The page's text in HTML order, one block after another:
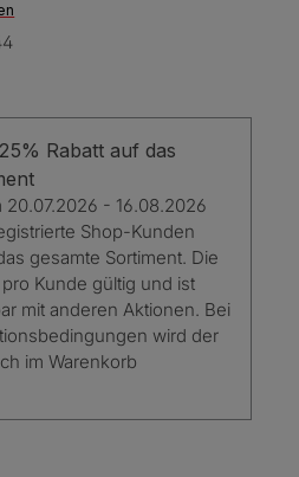
Rabatt auf das
20.07.2026 - 16.08.2026
Shop-Kunden
gesamte Sortiment. Die
Kunde gültig und ist
mit anderen Aktionen. Bei
wird der
im Warenkorb